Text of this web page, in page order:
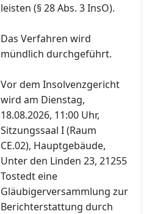
leisten (§ 28 Abs. 3 InsO).
Das Verfahren wird
mündlich durchgeführt.
Vor dem Insolvenzgericht
wird am Dienstag,
18.08.2026, 11:00 Uhr,
Sitzungssaal I (Raum
CE.02), Hauptgebäude,
Unter den Linden 23, 21255
Tostedt eine
Gläubigerversammlung zur
Berichterstattung durch